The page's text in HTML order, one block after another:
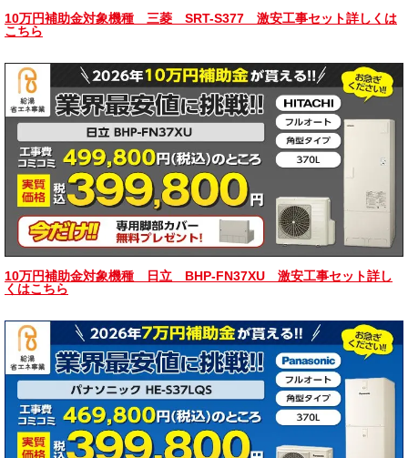
10万円補助金対象機種 三菱 SRT-S377 激安工事セット詳しくは
こちら
10万円補助金対象機種 日立 BHP-FN37XU 激安工事セット詳し
くはこちら